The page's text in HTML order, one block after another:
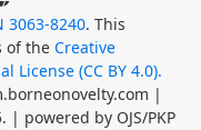
3063-8240. This
of the Creative
(CC BY 4.0).
|
powered by OJS/PKP